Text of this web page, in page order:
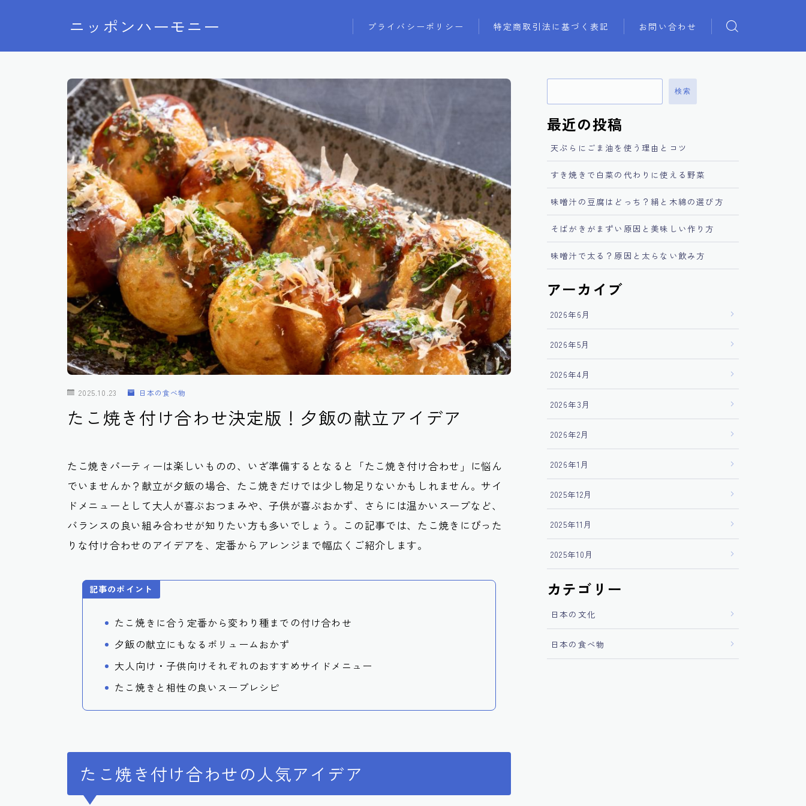
ニッポンハーモニー プライバシーポリシー 特定商取引法に基づく表記 お問い合わせ
2025.10.23 日本の食べ物
たこ焼き付け合わせ決定版！夕飯の献立アイデア
たこ焼きパーティーは楽しいものの、いざ準備するとなると「たこ焼き付け合わせ」に悩ん
でいませんか？献立が夕飯の場合、たこ焼きだけでは少し物足りないかもしれません。サイ
ドメニューとして大人が喜ぶおつまみや、子供が喜ぶおかず、さらには温かいスープなど、
バランスの良い組み合わせが知りたい方も多いでしょう。この記事では、たこ焼きにぴった
りな付け合わせのアイデアを、定番からアレンジまで幅広くご紹介します。
記事のポイント
たこ焼きに合う定番から変わり種までの付け合わせ
夕飯の献立にもなるボリュームおかず
大人向け・子供向けそれぞれのおすすめサイドメニュー
たこ焼きと相性の良いスープレシピ
たこ焼き付け合わせの人気アイデア
検索
最近の投稿
天ぷらにごま油を使う理由とコツ
すき焼きで白菜の代わりに使える野菜
味噌汁の豆腐はどっち？絹と木綿の選び方
そばがきがまずい原因と美味しい作り方
味噌汁で太る？原因と太らない飲み方
アーカイブ
2026年6月
2026年5月
2026年4月
2026年3月
2026年2月
2026年1月
2025年12月
2025年11月
2025年10月
カテゴリー
日本の文化
日本の食べ物